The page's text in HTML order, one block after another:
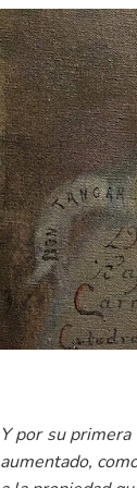
Y por su
aumentado,